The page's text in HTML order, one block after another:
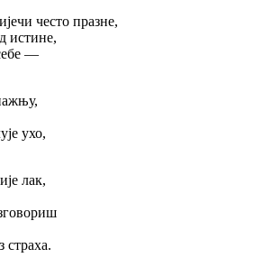
често празне,
истине,
—
ухо,
лак,
страха.